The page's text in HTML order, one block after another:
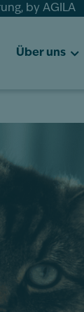
by AGILA
Über uns